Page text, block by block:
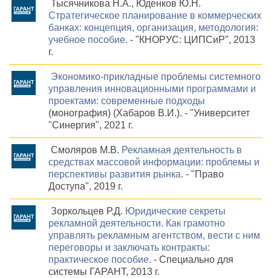
Тысячникова Н.А., Юденков Ю.Н.
Стратегическое планирование в коммерческих
банках: концепция, организация, методология:
учебное пособие. - "КНОРУС: ЦИПСиР", 2013
г.
Экономико-прикладные проблемы системного
управления инновационными программами и
проектами: современные подходы
(монография) (Хабаров В.И.). - "Университет
"Синергия", 2021 г.
Смоляров М.В. Рекламная деятельность в
средствах массовой информации: проблемы и
перспективы развития рынка. - "Право
Доступа", 2019 г.
Зоркольцев Р.Д. Юридические секреты
рекламной деятельности. Как грамотно
управлять рекламным агентством, вести с ним
переговоры и заключать контракты:
практическое пособие. - Специально для
системы ГАРАНТ, 2013 г.